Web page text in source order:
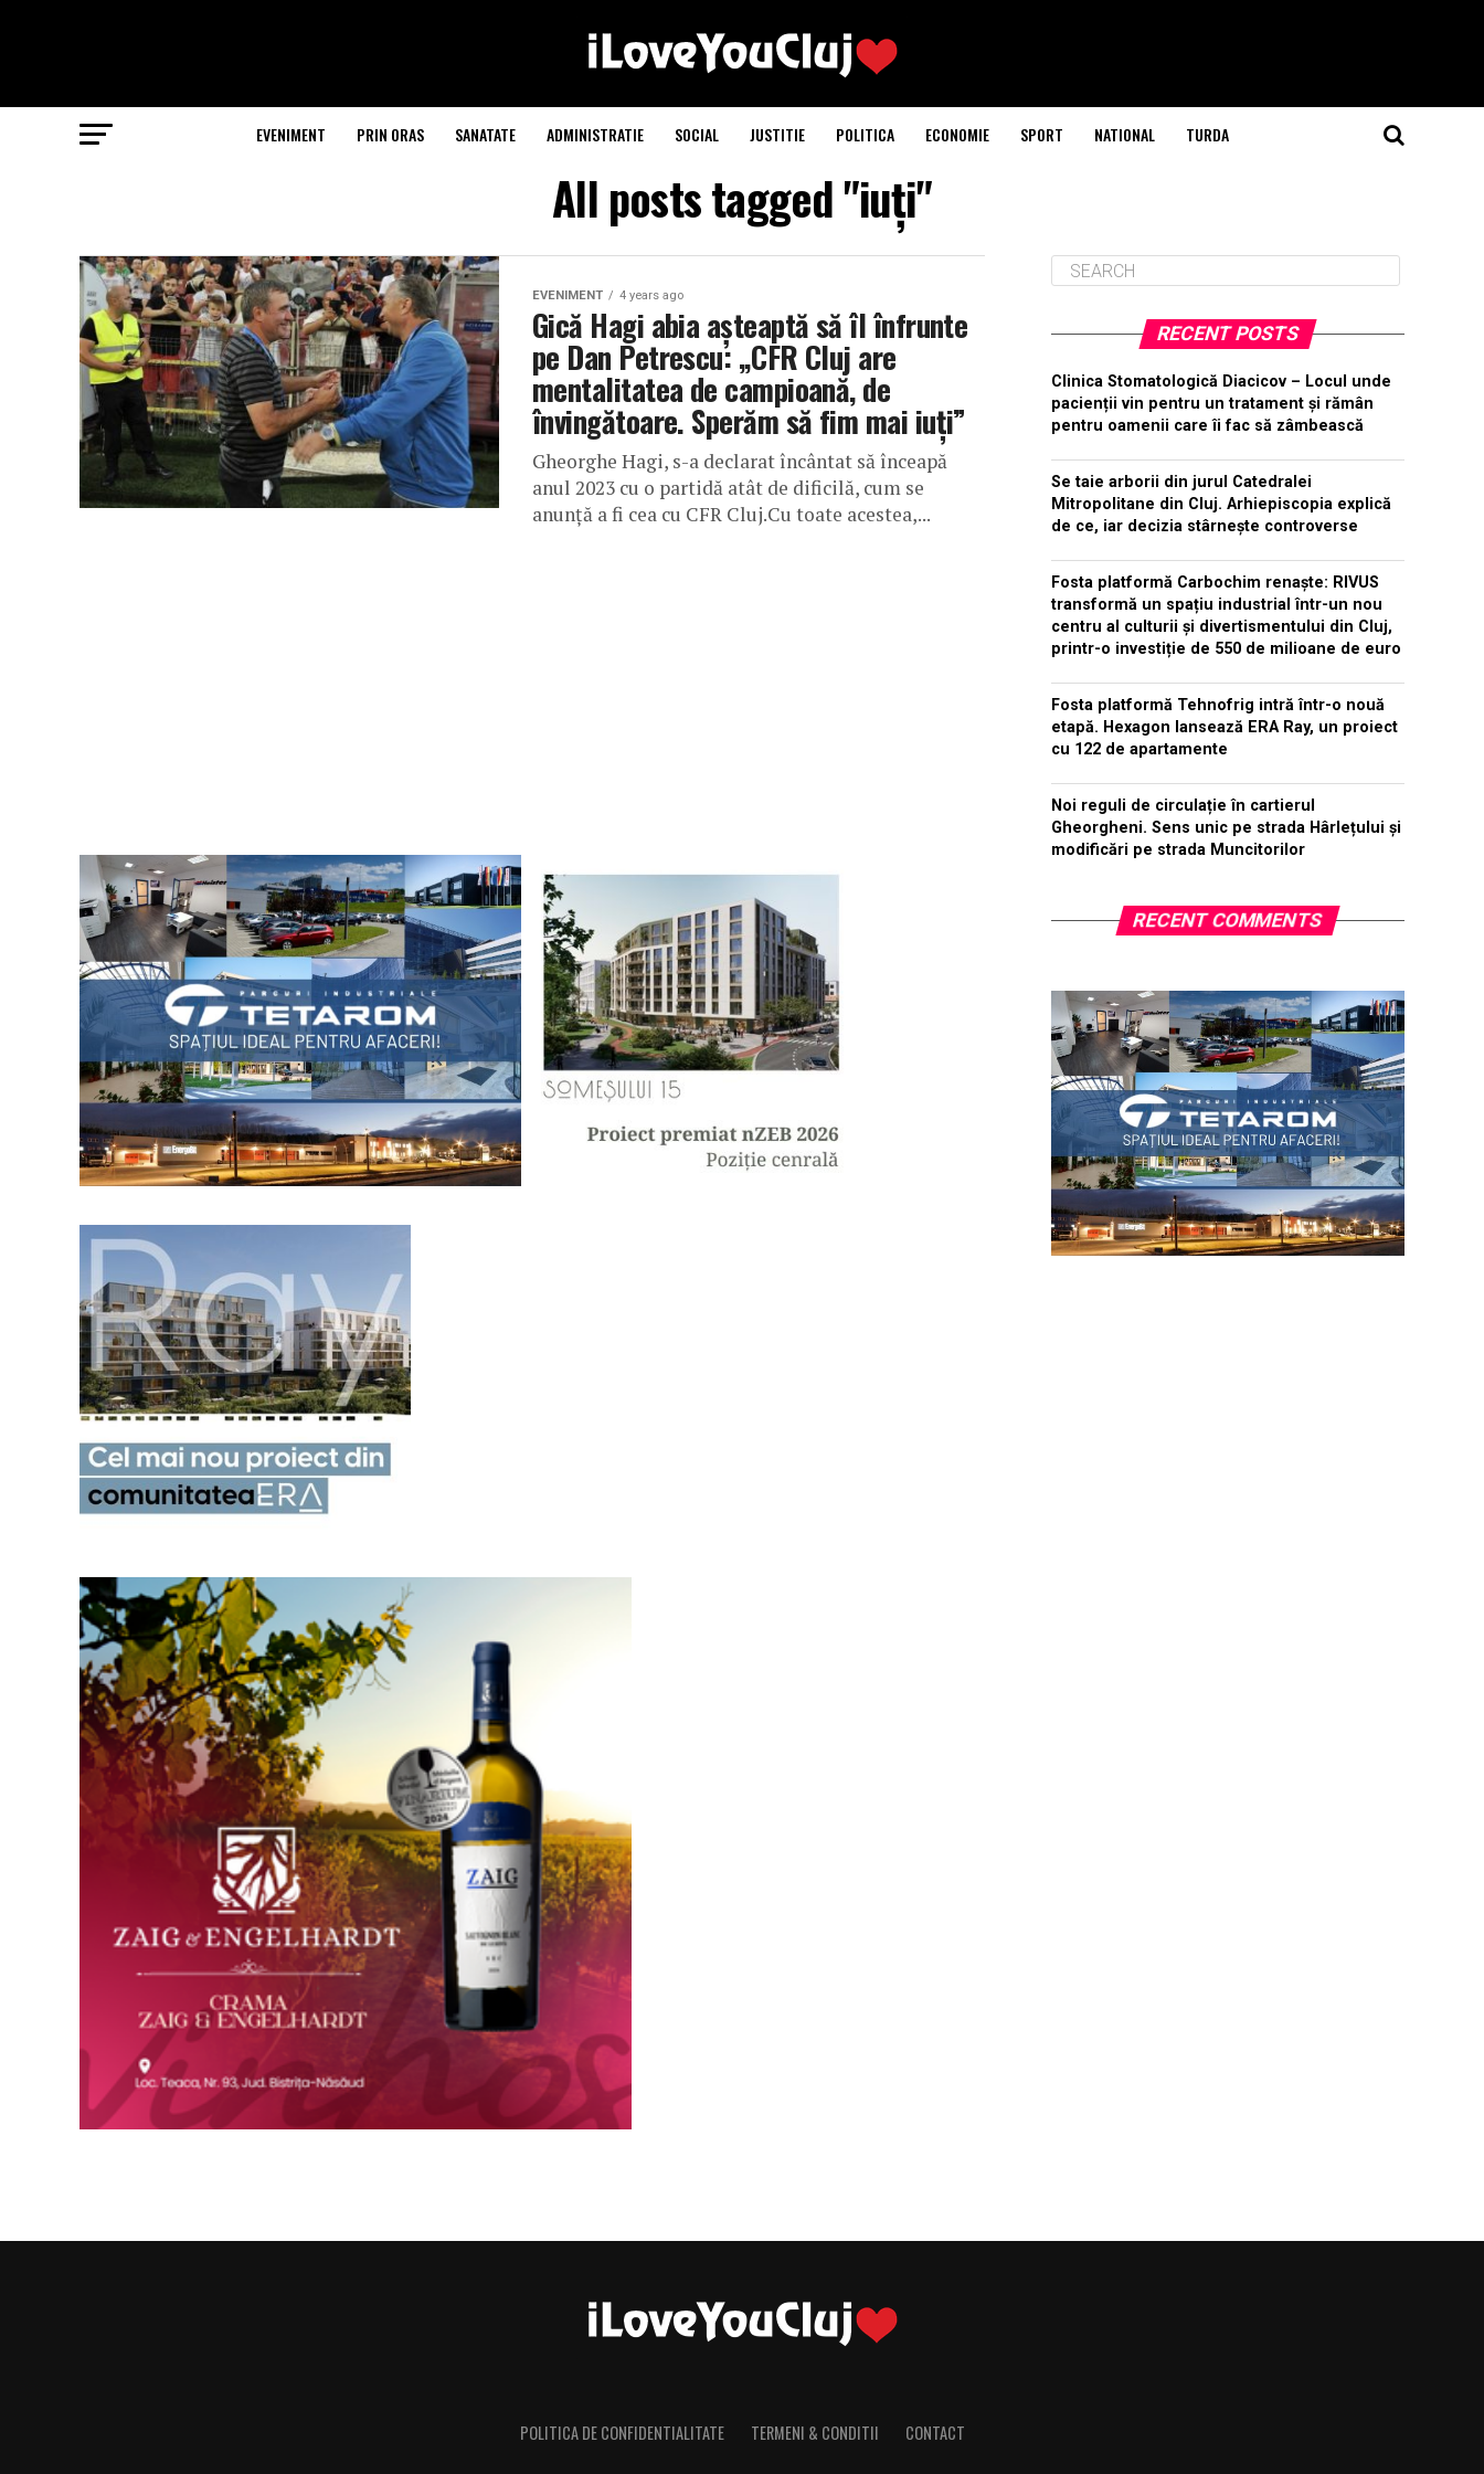
EVENIMENT PRIN ORAS SANATATE ADMINISTRATIE SOCIAL JUSTITIE POLITICA ECONOMIE SPORT NATIONAL TURDA
All posts tagged "iuți"
EVENIMENT 4 years ago
Gică Hagi abia așteaptă să îl înfrunte
pe Dan Petrescu: „CFR Cluj are
mentalitatea de campioană, de
învingătoare. Sperăm să fim mai iuți”
Gheorghe Hagi, s-a declarat încântat să înceapă
anul 2023 cu o partidă atât de dificilă, cum se
anunță a fi cea cu CFR Cluj.Cu toate acestea,...
RECENT POSTS
Clinica Stomatologică Diacicov – Locul unde
pacienții vin pentru un tratament și rămân
pentru oamenii care îi fac să zâmbească
Se taie arborii din jurul Catedralei
Mitropolitane din Cluj. Arhiepiscopia explică
de ce, iar decizia stârnește controverse
Fosta platformă Carbochim renaște: RIVUS
transformă un spațiu industrial într-un nou
centru al culturii și divertismentului din Cluj,
printr-o investiție de 550 de milioane de euro
Fosta platformă Tehnofrig intră într-o nouă
etapă. Hexagon lansează ERA Ray, un proiect
cu 122 de apartamente
Noi reguli de circulație în cartierul
Gheorgheni. Sens unic pe strada Hârlețului și
modificări pe strada Muncitorilor
RECENT COMMENTS
POLITICA DE CONFIDENTIALITATE TERMENI & CONDITII CONTACT